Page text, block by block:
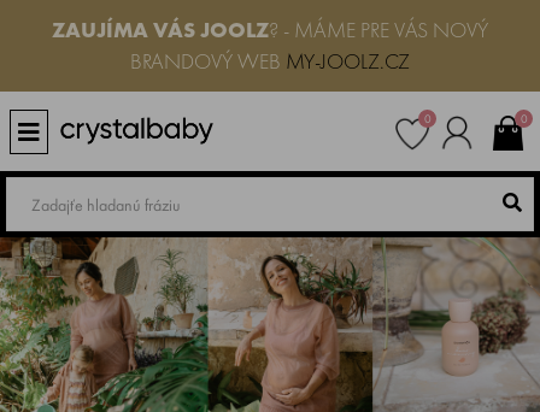
ZAUJÍMA VÁSJOOLZ? - MÁME PRE VÁS NOVÝ
BRANDOVÝ WEB MY-JOOLZ.CZ
0 0